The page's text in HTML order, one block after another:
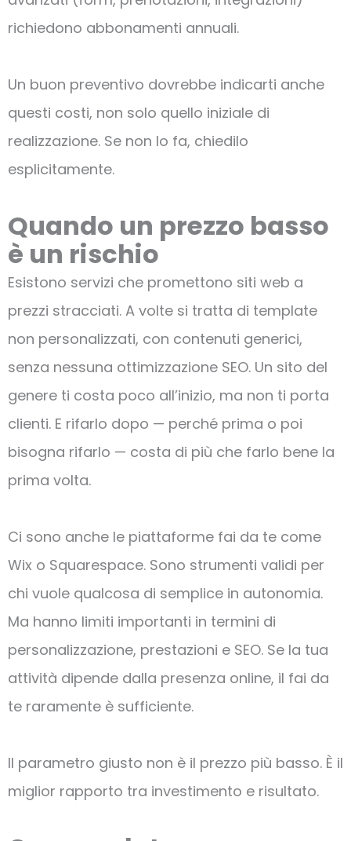
richiedono abbonamenti annuali.
Un buon preventivo dovrebbe indicarti anche
questi costi, non solo quello iniziale di
realizzazione. Se non lo fa, chiedilo
esplicitamente.
Quando un prezzo basso
è un rischio
Esistono servizi che promettono siti web a
prezzi stracciati. A volte si tratta di template
non personalizzati, con contenuti generici,
senza nessuna ottimizzazione SEO. Un sito del
genere ti costa poco all’inizio, ma non ti porta
clienti. E rifarlo dopo — perché prima o poi
bisogna rifarlo — costa di più che farlo bene la
prima volta.
Ci sono anche le piattaforme fai da te come
Wix o Squarespace. Sono strumenti validi per
chi vuole qualcosa di semplice in autonomia.
Ma hanno limiti importanti in termini di
personalizzazione, prestazioni e SEO. Se la tua
attività dipende dalla presenza online, il fai da
te raramente è sufficiente.
Il parametro giusto non è il prezzo più basso. È il
miglior rapporto tra investimento e risultato.